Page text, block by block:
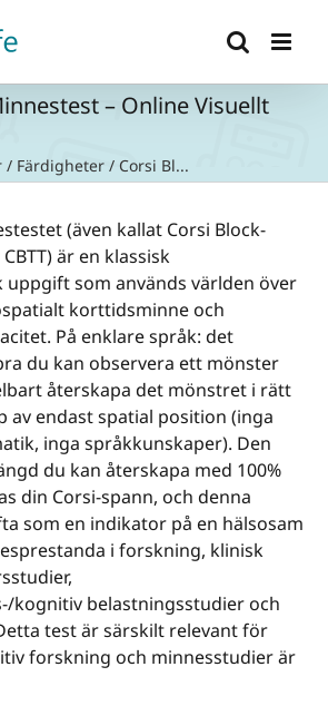
– Online Visuellt
/ Färdigheter / Corsi Bl...
(även kallat Corsi Block-
är en klassisk
som används världen över
korttidsminne och
På enklare språk: det
du kan observera ett mönster
återskapa det mönstret i rätt
av endast spatial position (inga
inga språkkunskaper). Den
du kan återskapa med 100%
din Corsi-spann, och denna
som en indikator på en hälsosam
i forskning, klinisk
kognitiv belastningsstudier och
test är särskilt relevant för
forskning och minnesstudier är